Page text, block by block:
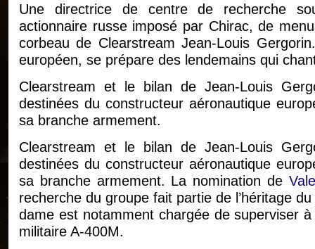
Une directrice de centre de recherche
actionnaire russe imposé par Chirac, de
corbeau de Clearstream Jean-Louis
européen, se prépare des lendemains qui
Clearstream et le bilan de Jean-Louis
destinées du constructeur aéronautique
sa branche armement.
Clearstream et le bilan de Jean-Louis
destinées du constructeur aéronautique
sa branche armement. La nomination de
recherche du groupe fait partie de l’héritage
dame est notamment chargée de superviser
militaire A-400M.